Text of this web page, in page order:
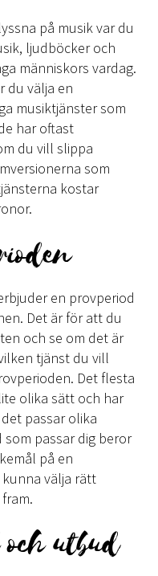
på musik var du
ljudböcker och
människors vardag.
du välja en
musiktjänster som
har oftast
du vill slippa
som
kostar
en provperiod
Det är för att du
och se om det är
tjänst du vill
Det flesta
olika sätt och har
passar olika
passar dig beror
på en
välja rätt
utbud